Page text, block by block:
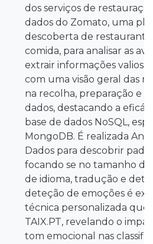
dos serviços de
dados do Zomato, uma
descoberta de
comida, para analisar as
extrair informações
com uma visão geral das
na recolha, preparação e
dados, destacando a
base de dados NoSQL,
MongoDB. É realizada
Dados para descobrir
focando se no tamanho
de idioma, tradução e
deteção de emoções é
técnica personalizada que
TAIX.PT, revelando o
tom emocional nas